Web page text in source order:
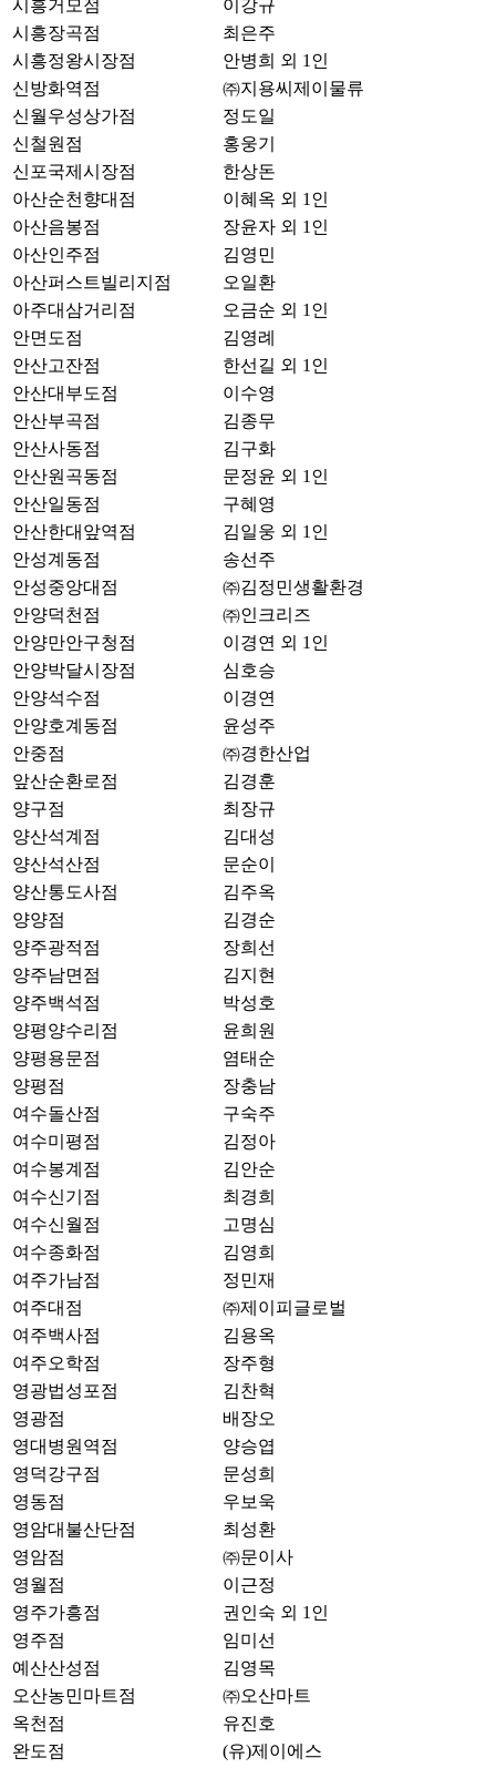
시흥거모점
이강규
시흥장곡점
최은주
시흥정왕시장점
안병희 외 1인
신방화역점
㈜지용씨제이물류
신월우성상가점
정도일
신철원점
홍웅기
신포국제시장점
한상돈
아산순천향대점
이혜옥 외 1인
아산음봉점
장윤자 외 1인
아산인주점
김영민
아산퍼스트빌리지점
오일환
아주대삼거리점
오금순 외 1인
안면도점
김영례
안산고잔점
한선길 외 1인
안산대부도점
이수영
안산부곡점
김종무
안산사동점
김구화
안산원곡동점
문정윤 외 1인
안산일동점
구혜영
안산한대앞역점
김일웅 외 1인
안성계동점
송선주
안성중앙대점
㈜김정민생활환경
안양덕천점
㈜인크리즈
안양만안구청점
이경연 외 1인
안양박달시장점
심호승
안양석수점
이경연
안양호계동점
윤성주
안중점
㈜경한산업
앞산순환로점
김경훈
양구점
최장규
양산석계점
김대성
양산석산점
문순이
양산통도사점
김주옥
양양점
김경순
양주광적점
장희선
양주남면점
김지현
양주백석점
박성호
양평양수리점
윤희원
양평용문점
염태순
양평점
장충남
여수돌산점
구숙주
여수미평점
김정아
여수봉계점
김안순
여수신기점
최경희
여수신월점
고명심
여수종화점
김영희
여주가남점
정민재
여주대점
㈜제이피글로벌
여주백사점
김용옥
여주오학점
장주형
영광법성포점
김찬혁
영광점
배장오
영대병원역점
양승엽
영덕강구점
문성희
영동점
우보욱
영암대불산단점
최성환
영암점
㈜문이사
영월점
이근정
영주가흥점
권인숙 외 1인
영주점
임미선
예산산성점
김영목
오산농민마트점
㈜오산마트
옥천점
유진호
완도점
(유)제이에스